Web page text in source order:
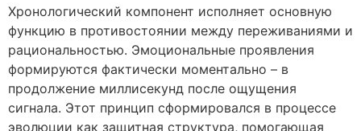
Хронологический компонент исполняет основную
функцию в противостоянии между переживаниями и
рациональностью. Эмоциональные проявления
формируются фактически моментально – в
продолжение миллисекунд после ощущения
сигнала. Этот принцип сформировался в процессе
эволюции как защитная структура, помогающая